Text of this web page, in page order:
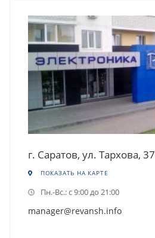
г. Саратов, ул. Тархова, 37
ПОКАЗАТЬ НА КАРТЕ
Пн.-Вс.: с 9:00 до 21:00
manager@revansh.info